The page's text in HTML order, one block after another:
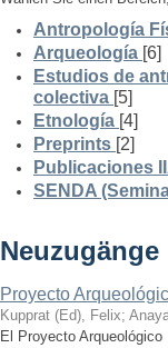
Antropología
Arqueología [6]
Estudios de
colectiva [5]
Etnología [4]
Preprints [2]
Publicaciones
SENDA
Neuzugänge
Proyecto
Kupprat (Ed), Felix;
El Proyecto